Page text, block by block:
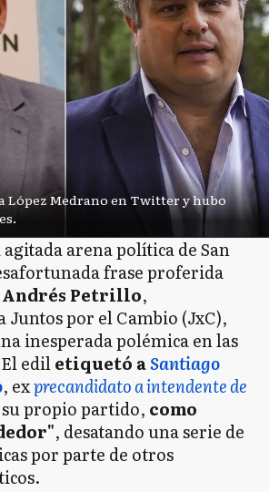
López Medrano en Twitter y hubo
arena política de San
frase proferida
Andrés Petrillo,
Juntos por el Cambio (JxC),
inesperada polémica en las
ediletiquetó aSantiago
, exprecandidato a intendente de
propio partido, como
, desatando una serie de
por parte de otros